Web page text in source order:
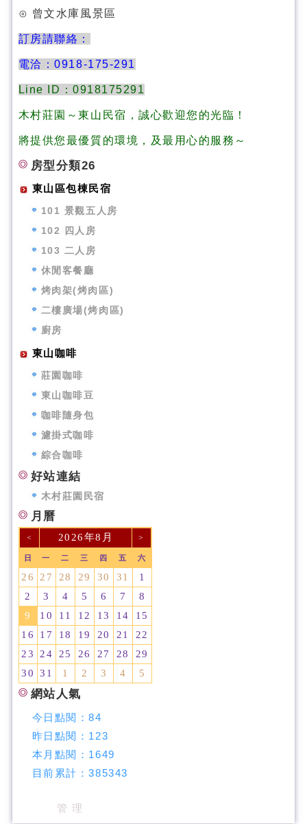
⊙ 曾文水庫風景區
訂房請聯絡：
電洽：0918-175-291
Line ID：0918175291
木村莊園～東山民宿，誠心歡迎您的光臨！
將提供您最優質的環境，及最用心的服務～
房型分類26
東山區包棟民宿
101 景觀五人房
102 四人房
103 二人房
休閒客餐廳
烤肉架(烤肉區)
二樓廣場(烤肉區)
廚房
東山咖啡
莊園咖啡
東山咖啡豆
咖啡隨身包
濾掛式咖啡
綜合咖啡
好站連結
木村莊園民宿
月曆
< 2026年8月 >
日 一 二 三 四 五 六
26 27 28 29 30 31
1
2
3 4 5 6 7
8
9
10 11 12 13 14
15
16
17 18 19 20 21
22
23
24 25 26 27 28
29
30
31 1 2 3 4 5
網站人氣
今日點閱：84
昨日點閱： 123
本月點閱： 1649
目前累計：385343
管 理